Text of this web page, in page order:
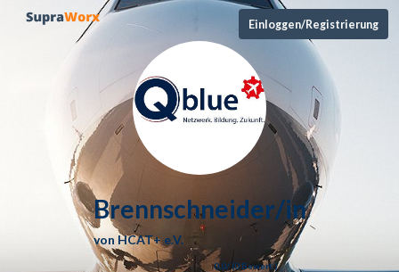
Einloggen/Registrierung
Brennschneider/in
von HCAT+ e.V.
0,0/ (0 Bewert.)